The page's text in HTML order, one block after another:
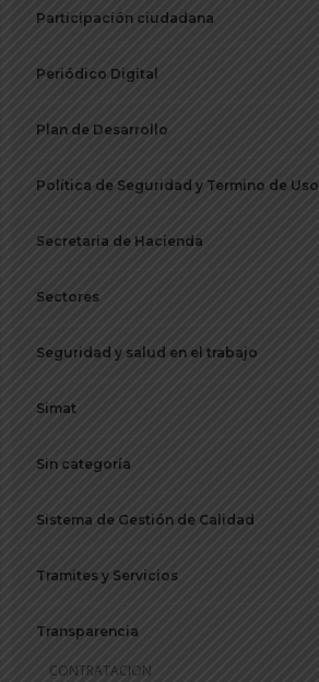
Participación ciudadana
Periódico Digital
Plan de Desarrollo
Política de Seguridad y Termino de Uso
Secretaria de Hacienda
Sectores
Seguridad y salud en el trabajo
Simat
Sin categoría
Sistema de Gestión de Calidad
Tramites y Servicios
Transparencia
CONTRATACION